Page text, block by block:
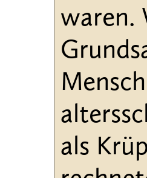
waren.
als